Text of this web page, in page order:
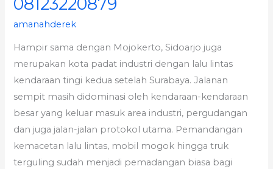
amanahderek
Hampir sama dengan Mojokerto, Sidoarjo juga
merupakan kota padat industri dengan lalu lintas
kendaraan tingi kedua setelah Surabaya. Jalanan
sempit masih didominasi oleh kendaraan-kendaraan
besar yang keluar masuk area industri, pergudangan
dan juga jalan-jalan protokol utama. Pemandangan
kemacetan lalu lintas, mobil mogok hingga truk
terguling sudah menjadi pemadangan biasa bagi